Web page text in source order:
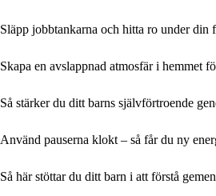
Släpp jobbtankarna och hitta ro under din
Skapa en avslappnad atmosfär i hemmet
Så stärker du ditt barns självförtroende
Använd pauserna klokt – så får du ny
Så här stöttar du ditt barn i att förstå